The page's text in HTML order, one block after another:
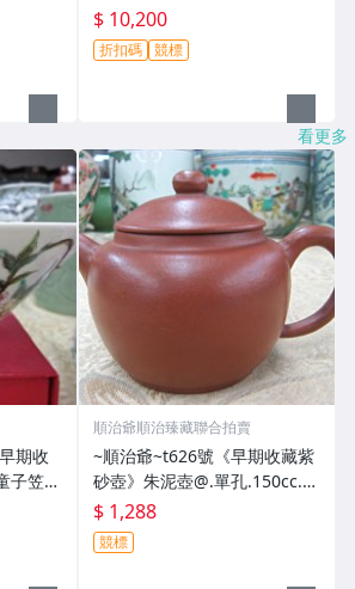
$ 10,200
折扣碼 競標
看更多
期收
子笠帽
元起
順治爺順治臻藏聯合拍賣
~順治爺~t626號《早期收藏紫
砂壺》朱泥壺@.單孔.150cc.中
華人民共和國外交部禮品專用
@1288元起標
$ 1,288
競標